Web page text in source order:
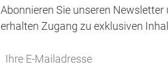
Abonnieren Sie unseren Newsletter
erhalten Zugang zu exklusiven
Do
*Ihre